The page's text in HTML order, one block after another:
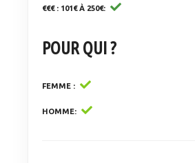
€€€ : 101€ À 250€
POUR QUI ?
FEMME
HOMME